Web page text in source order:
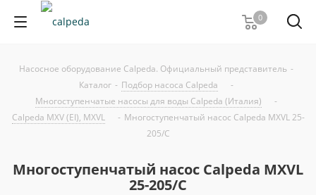
0
Насосное оборудование Calpeda. Официальный представитель -
Каталог - Подбор насоса Calpeda
-
Многоступенчатые насосы для воды Calpeda (Италия)
-
Calpeda MXV (EI), MXVL
- Многоступенчатый насос Calpeda MXVL 25-
205/C
Многоступенчатый насос Calpeda MXVL
25-205/C